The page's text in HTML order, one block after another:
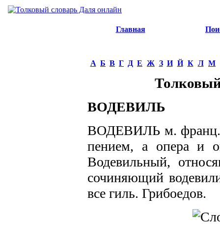
Главная
А Б В Г Д Е Ж З И Й К Л М
ВОДЕВИЛЬ
ВОДЕВИЛЬ м. франц.
пением, а опера и
Водевильный,
сочиняющий
все гиль. Грибоедов.